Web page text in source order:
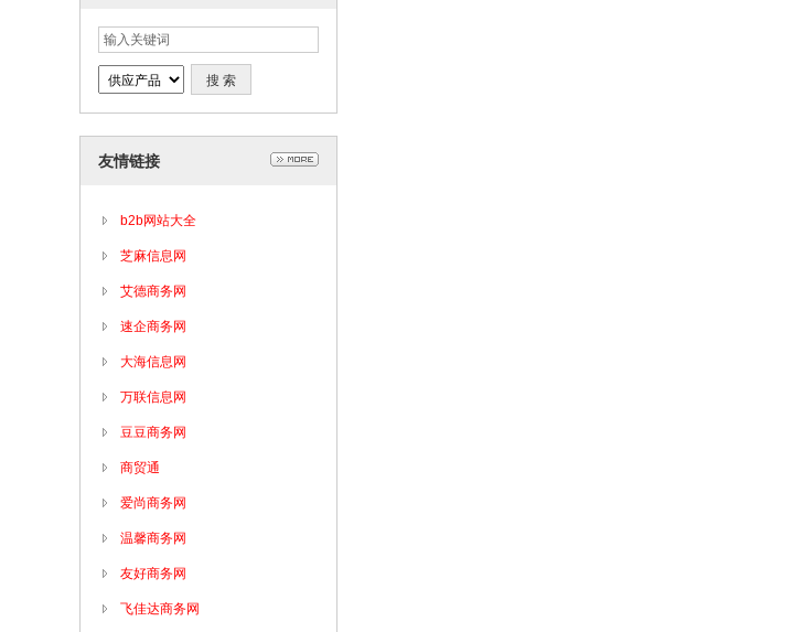
友情链接
b2b网站大全
芝麻信息网
艾德商务网
速企商务网
大海信息网
万联信息网
豆豆商务网
商贸通
爱尚商务网
温馨商务网
友好商务网
飞佳达商务网